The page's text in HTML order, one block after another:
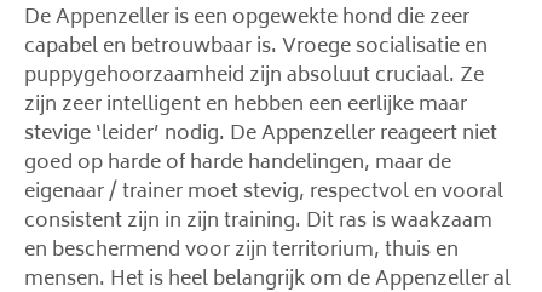
De Appenzeller is een opgewekte hond die zeer
capabel en betrouwbaar is. Vroege socialisatie en
puppygehoorzaamheid zijn absoluut cruciaal. Ze
zijn zeer intelligent en hebben een eerlijke maar
stevige ‘leider’ nodig. De Appenzeller reageert niet
goed op harde of harde handelingen, maar de
eigenaar / trainer moet stevig, respectvol en vooral
consistent zijn in zijn training. Dit ras is waakzaam
en beschermend voor zijn territorium, thuis en
mensen. Het is heel belangrijk om de Appenzeller al